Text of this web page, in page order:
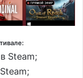
Steam;